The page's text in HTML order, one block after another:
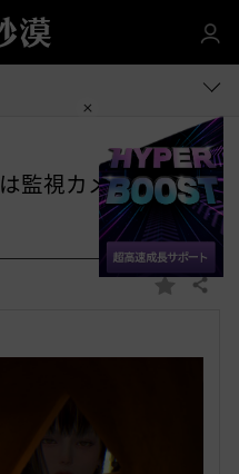
監視カメラだった
お 共有する